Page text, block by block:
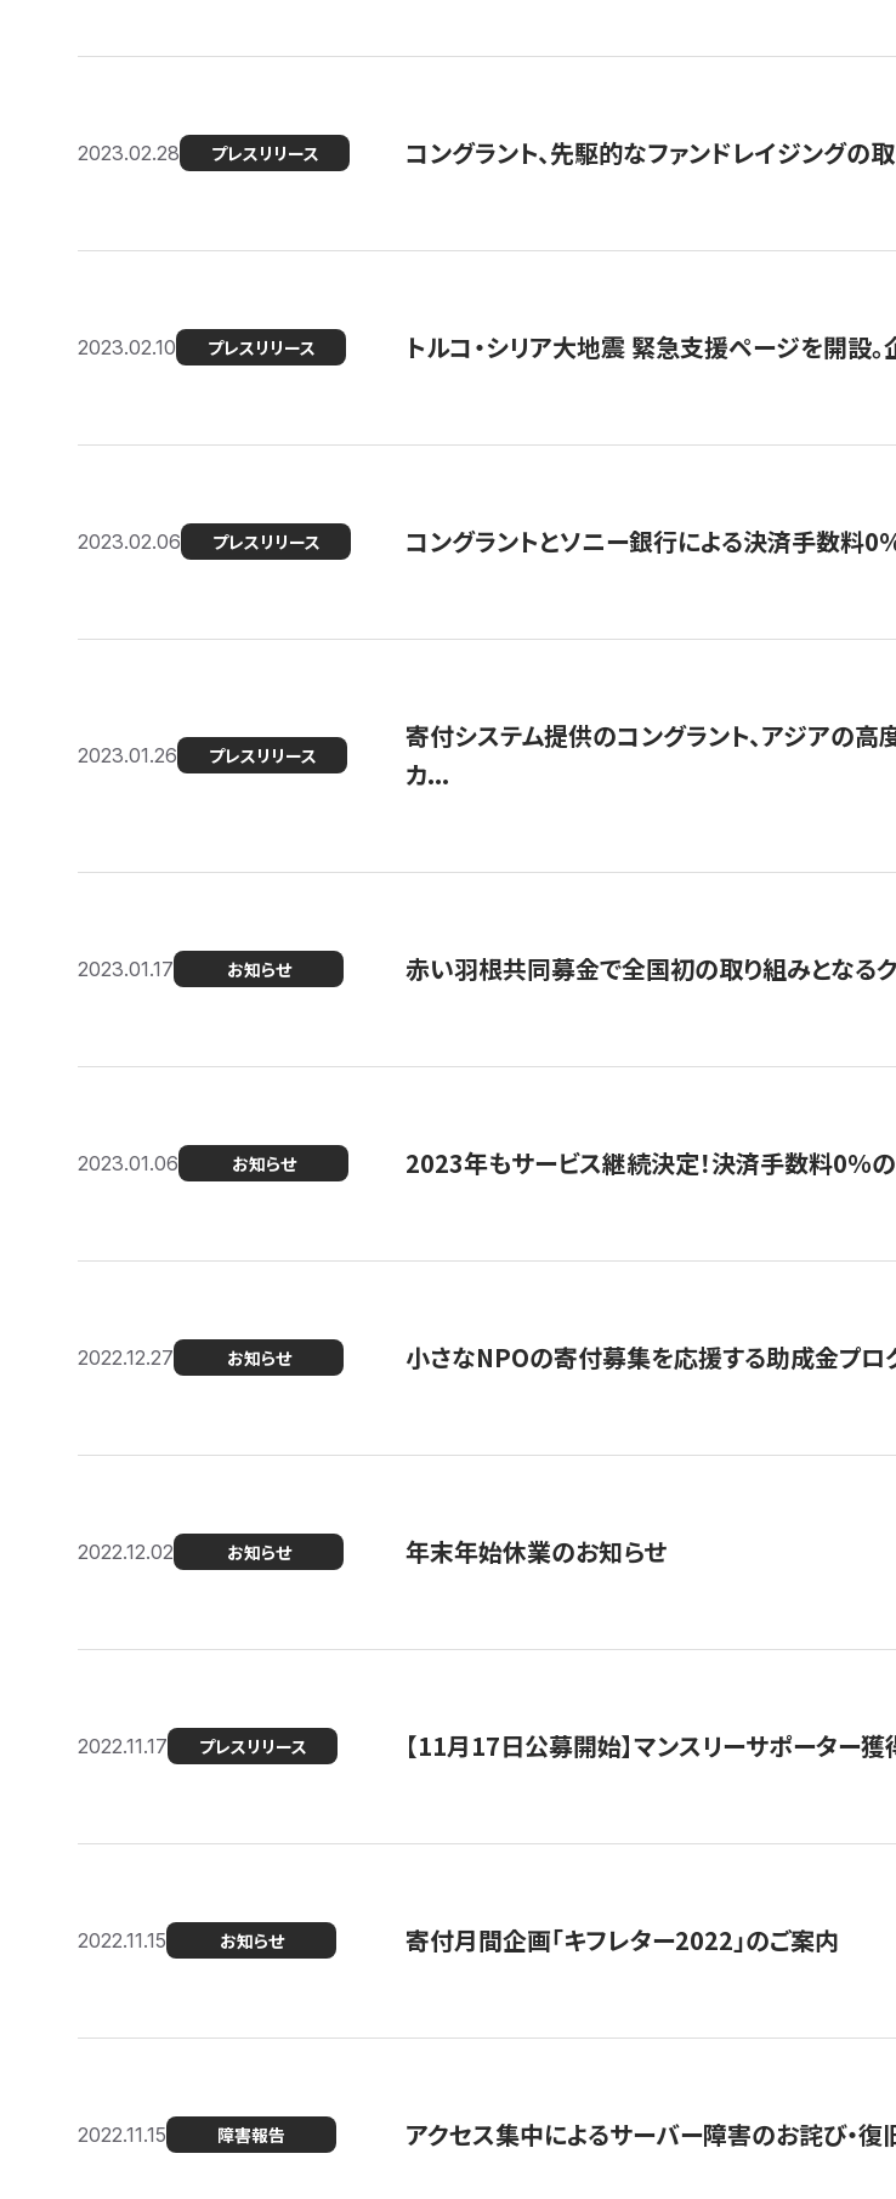
2023.02.28 プレスリリース コングラント、先駆的なファンドレイジング
2023.02.10 プレスリリース トルコ・シリア大地震 緊急支援ページを開設
2023.02.06 プレスリリース コングラントとソニー銀行による決済手数料
2023.01.26 プレスリリース
寄付システム提供のコングラント、アジアの
カ...
2023.01.17 お知らせ 赤い羽根共同募金で全国初の取り組みとなるク
2023.01.06 お知らせ 2023年もサービス継続決定！決済手数料0％
2022.12.27 お知らせ 小さなNPOの寄付募集を応援する助成金プロ
2022.12.02 お知らせ 年末年始休業のお知らせ
2022.11.17 プレスリリース 【11月17日公募開始】マンスリーサポーター
2022.11.15 お知らせ 寄付月間企画「キフレター2022」のご案内
2022.11.15 障害報告 アクセス集中によるサーバー障害のお詫び・復